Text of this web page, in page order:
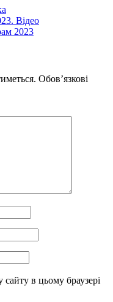
Відео
2023
Обов’язкові
сайту в цьому браузері